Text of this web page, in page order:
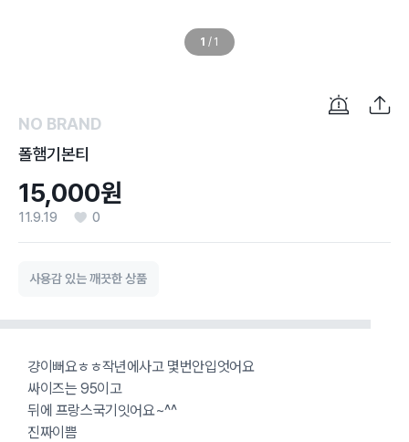
1 / 1
NO BRAND
폴햄기본티
15,000원
11.9.19 0
사용감 있는 깨끗한 상품
걍이뻐요ㅎㅎ작년에사고 몇번안입엇어요
싸이즈는 95이고
뒤에 프랑스국기잇어요~^^
진짜이쁨